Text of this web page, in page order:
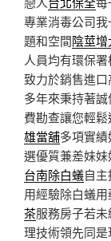
專業消毒公司我
題和空間陰莖增
人員均有環保
致力於銷售進
多年來秉持著
費勘查讓您輕
雄當舖多項實
選優質兼差妹
台南除白蟻自
用經驗除白蟻
茶服務房子若
理技術領先同是